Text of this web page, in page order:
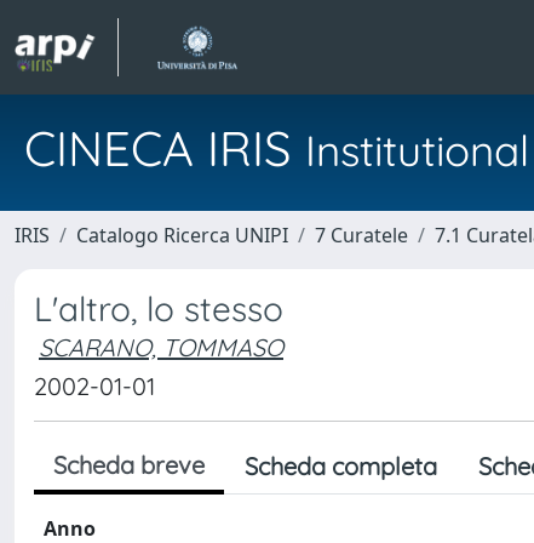
CINECA IRIS
IRIS Catalogo Ricerca UNIPI 7 Curatele 7.1
L'altro, lo stesso
SCARANO, TOMMASO
2002-01-01
Scheda breve Scheda completa
Anno